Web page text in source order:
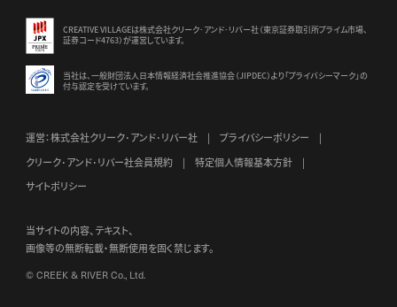
CREATIVE VILLAGEは株式会社クリーク･アンド･リバー社（東京証券取引所プライム市場、
証券コード4763）が運営しています。
当社は、一般財団法人日本情報経済社会推進協会（JIPDEC）より 「プライバシーマーク」の
付与認定を受けています。
運営：株式会社クリーク･アンド･リバー社
プライバシーポリシー
クリーク･アンド･リバー社会員規約
特定個人情報基本方針
サイトポリシー
当サイトの内容、テキスト、
画像等の無断転載・無断使用を固く禁じます。
© CREEK & RIVER Co., Ltd.